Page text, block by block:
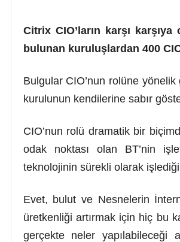
Citrix CIO’ların karşı
bulunan kuruluşlardan 400
Bulgular CIO’nun rolüne
kurulunun kendilerine sabır
CIO’nun rolü dramatik bir
odak noktası olan BT’nin
teknolojinin sürekli olarak
Evet, bulut ve Nesnelerin
üretkenliği artırmak için hiç bu
gerçekte neler yapılabileceği